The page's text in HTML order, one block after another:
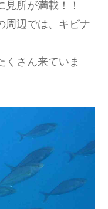
所が満載！！
周辺では、キビナ
くさん来ていま